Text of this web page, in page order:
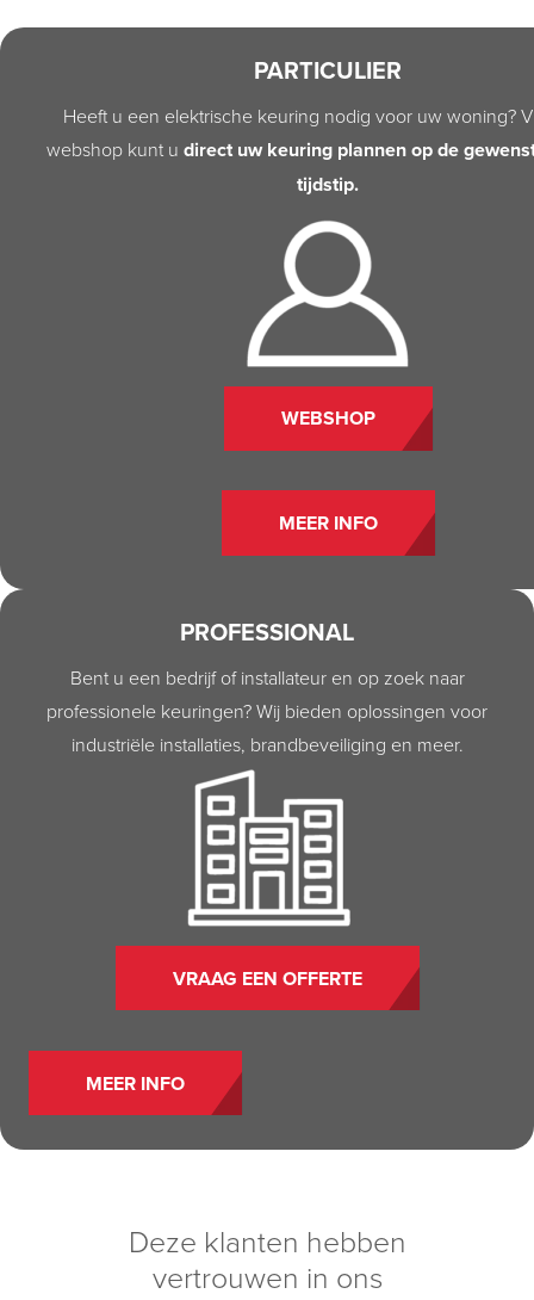
PARTICULIER
Heeft u een elektrische keuring nodig voor uw woning?
webshop kunt u direct uw keuring plannen op de
tijdstip.
WEBSHOP
MEER INFO
PROFESSIONAL
Bent u een bedrijf of installateur en op zoek naar
professionele keuringen? Wij bieden oplossingen voor
industriële installaties, brandbeveiliging en meer.
VRAAG EEN OFFERTE
MEER INFO
Deze klanten hebben
vertrouwen in ons